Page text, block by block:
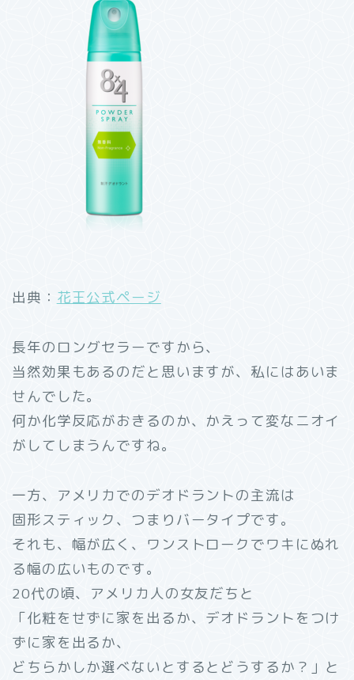
出典： 花王公式ページ
長年のロングセラーですから、
当然効果もあるのだと思いますが、私にはあいま
せんでした。
何か化学反応がおきるのか、かえって変なニオイ
がしてしまうんですね。
一方、アメリカでのデオドラントの主流は
固形スティック、つまりバータイプです。
それも、幅が広く、ワンストロークでワキにぬれ
る幅の広いものです。
20代の頃、アメリカ人の女友だちと
「化粧をせずに家を出るか、デオドラントをつけ
ずに家を出るか、
どちらかしか選べないとするとどうするか？」と